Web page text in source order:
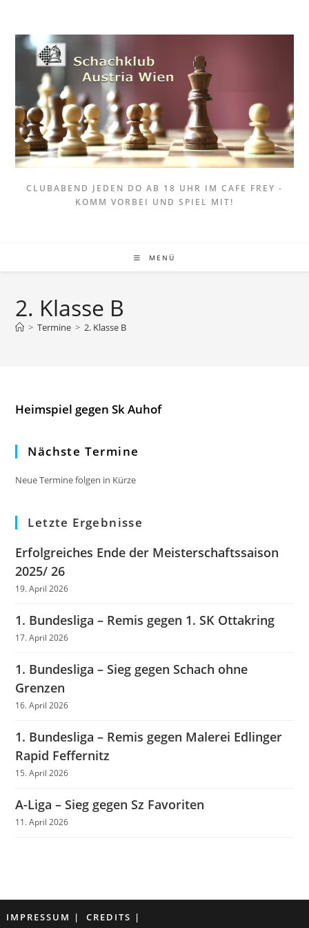
springen
CLUBABEND JEDEN DO AB 18 UHR IM CAFE FREY -
KOMM VORBEI UND SPIEL MIT!
MENÜ
2. Klasse B
> Termine > 2. Klasse B
Heimspiel gegen Sk Auhof
Nächste Termine
Neue Termine folgen in Kürze
Letzte Ergebnisse
Erfolgreiches Ende der Meisterschaftssaison
2025/ 26
19. April 2026
1. Bundesliga – Remis gegen 1. SK Ottakring
17. April 2026
1. Bundesliga – Sieg gegen Schach ohne
Grenzen
16. April 2026
1. Bundesliga – Remis gegen Malerei Edlinger
Rapid Feffernitz
15. April 2026
A-Liga – Sieg gegen Sz Favoriten
11. April 2026
IMPRESSUM CREDITS